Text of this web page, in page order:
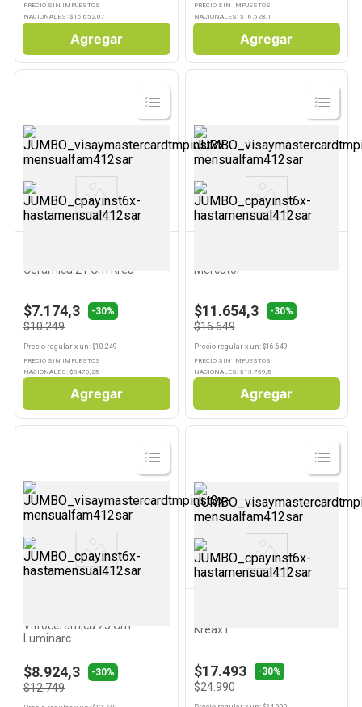
PRECIO SIN IMPUESTOS
NACIONALES: $ 16.652,07
Agregar
PRECIO SIN IMPUESTOS
NACIONALES: $ 16.528,1
Agregar
Ver
Producto
Cerámica 21 Cm Krea
$7.174,3 -30%
$10.249
Precio regular x un: $10.249
PRECIO SIN IMPUESTOS
NACIONALES: $8470,25
Agregar
Ver
Producto
Mercator
$11.654,3 -30%
$16.649
Precio regularx un: $16.649
PRECIO SIN IMPUESTOS
NACIONALES: $ 13.759,5
Agregar
Ver
Producto
Vitrocerámica 25 Cm
Luminarc
$8.924,3 -30%
$12.749
Ver
Producto
Kreax1
$17.493 -30%
$24.990